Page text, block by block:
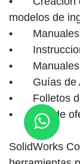
modelos de
•
•
•
•
Guías de
•
Folletos
•
Kits de
SolidWorks